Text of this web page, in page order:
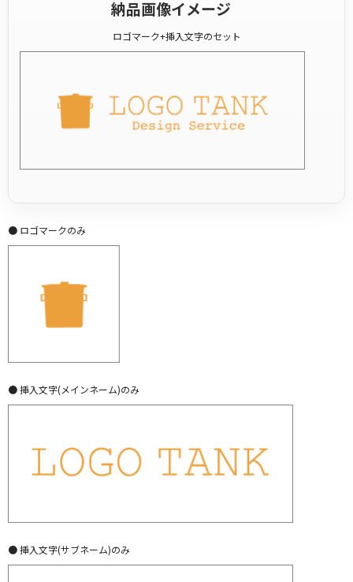
納品画像イメージ
ロゴマーク+挿入文字のセット
● ロゴマークのみ
● 挿入文字(メインネーム)のみ
● 挿入文字(サブネーム)のみ